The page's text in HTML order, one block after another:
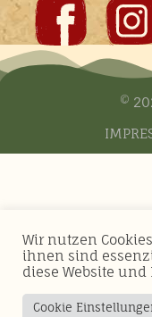
©
Wir nutzen
ihnen sind
diese Website
Cookie